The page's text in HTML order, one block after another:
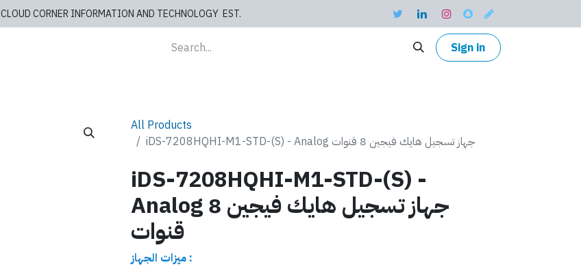
CLOUD CORNER INFORMATION AND TECHNOLOGY EST.
Sign in
All Products
iDS-7208HQHI-M1-STD-(S) - Analog جهاز تسجيل هايك فيجين 8 قنوات
iDS-7208HQHI-M1-STD-(S) -
Analog جهاز تسجيل هايك فيجين 8
قنوات
ميزات الجهاز :